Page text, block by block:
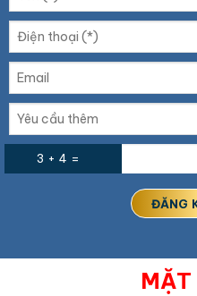
3 + 4 =
MẶT